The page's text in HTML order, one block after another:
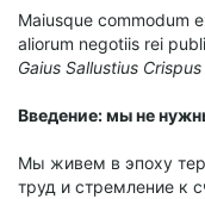
Maiusque commodum
aliorum negotiis rei
Gaius Sallustius Crispus
Введение: мы не
Мы живем в эпоху
труд и стремление к